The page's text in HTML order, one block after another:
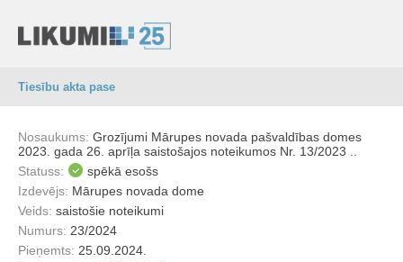
Tiesību akta pase
Nosaukums: Grozījumi Mārupes novada pašvaldības domes
2023. gada 26. aprīļa saistošajos noteikumos Nr. 13/2023 ..
Statuss:
spēkā esošs
Izdevējs: Mārupes novada dome
Veids: saistošie noteikumi
Numurs: 23/2024
Pieņemts: 25.09.2024.